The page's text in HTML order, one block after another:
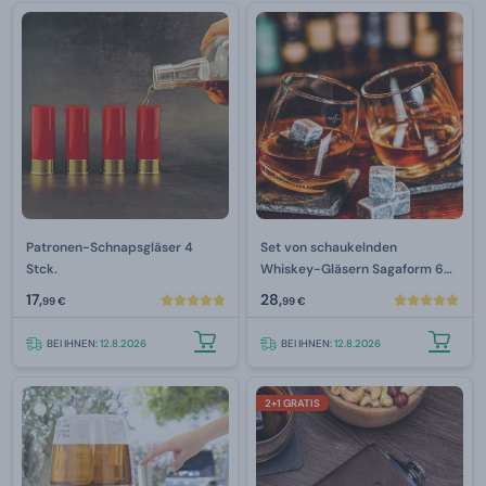
Patronen-Schnapsgläser 4
Stck.
17,99 €
BEI IHNEN:12.8.2026
Set von schaukelnden
Whiskey-Gläsern Sagaform 6
Stck.
28,99 €
BEI IHNEN:12.8.2026
2+1 GRATIS